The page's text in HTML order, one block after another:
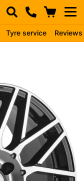
Tyre service Reviews